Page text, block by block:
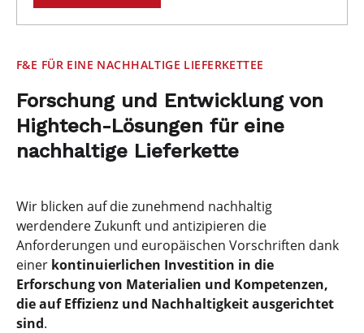
F&E FÜR EINE NACHHALTIGE LIEFERKETTEE
Forschung und Entwicklung von
Hightech-Lösungen für eine
nachhaltige Lieferkette
Wir blicken auf die zunehmend nachhaltig
werdendere Zukunft und antizipieren die
Anforderungen und europäischen Vorschriften dank
einer kontinuierlichen Investition in die
Erforschung von Materialien und Kompetenzen,
die auf Effizienz und Nachhaltigkeit ausgerichtet
sind.